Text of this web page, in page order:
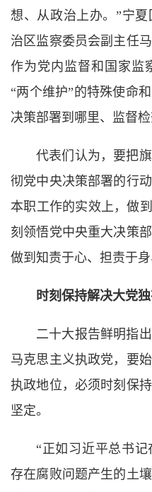
想、从政治上办。”宁
治区监察委员会副主任
作为党内监督和国家监
“两个维护”的特殊使命
决策部署到哪里、监督检
代表们认为，要把
彻党中央决策部署的行
本职工作的实效上，做
刻领悟党中央重大决策
做到知责于心、担责于身
时刻保持解决大党
二十大报告鲜明指
马克思主义执政党，要
执政地位，必须时刻保
坚定。
“正如习近平总书
存在腐败问题产生的土